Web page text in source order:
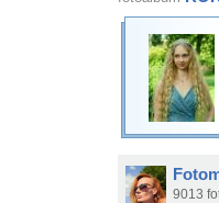
9013